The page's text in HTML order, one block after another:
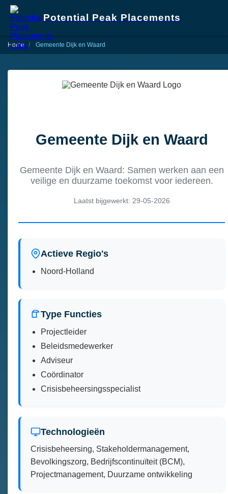
Potential Peak Placements
Home Gemeente Dijk en Waard
Gemeente Dijk en Waard
Gemeente Dijk en Waard: Samen werken aan een
veilige en duurzame toekomst voor iedereen.
Laatst bijgewerkt: 29-05-2026
Actieve Regio's
Noord-Holland
Type Functies
Projectleider
Beleidsmedewerker
Adviseur
Coördinator
Crisisbeheersingsspecialist
Technologieën
Crisisbeheersing, Stakeholdermanagement,
Bevolkingszorg, Bedrijfscontinuïteit (BCM),
Projectmanagement, Duurzame ontwikkeling